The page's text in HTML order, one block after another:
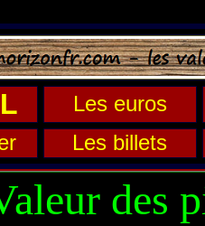
Les euros
Les billets
des